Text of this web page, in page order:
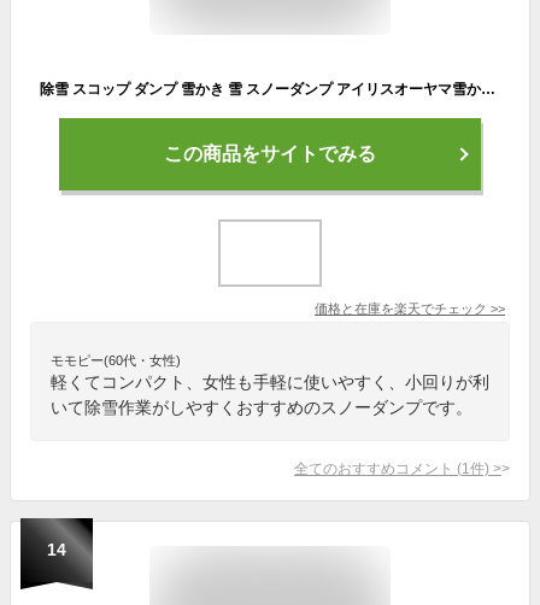
除雪 スコップ ダンプ 雪かき 雪 スノーダンプ アイリスオーヤマ雪かきスコップ 除雪用品 車 作業 軽量 冬 雪下ろし 玄関 降雪 家庭用 業務用 駐車場 オフィス用 雪降ろし ポリカーボネート スノースコップ 雪離れ 降灰 火山灰 土砂
この商品をサイトでみる
価格と在庫を楽天でチェック >>
モモピー(60代・女性)
軽くてコンパクト、女性も手軽に使いやすく、小回りが利
いて除雪作業がしやすくおすすめのスノーダンプです。
全てのおすすめコメント (1 件) >
14